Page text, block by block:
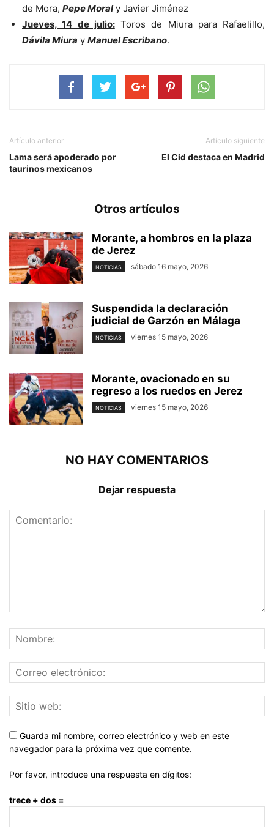
de Mora, Pepe Moraly Javier Jiménez
Jueves, 14 de julio:Toros de Miura para Rafaelillo,
Dávila Miura y Manuel Escribano.
Artículo anterior
Lama será apoderado por
taurinos mexicanos
Artículo siguiente
El Cid destaca en Madrid
Otros artículos
Morante, a hombros en la plaza
de Jerez
NOTICIAS sábado 16 mayo, 2026
Suspendida la declaración
judicial de Garzón en Málaga
NOTICIAS viernes 15 mayo, 2026
Morante, ovacionado en su
regreso a los ruedos en Jerez
NOTICIAS viernes 15 mayo, 2026
NO HAY COMENTARIOS
Dejar respuesta
Guarda mi nombre, correo electrónico y web en este
navegador para la próxima vez que comente.
Por favor, introduce una respuesta en dígitos:
trece + dos =